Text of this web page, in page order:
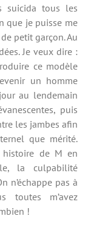
suicida tous les
que je puisse me
petit garçon. Au
Je veux dire :
ce modèle
un homme
au lendemain
puis
les jambes afin
que mérité.
histoire de M en
la culpabilité
n’échappe pas à
toutes m’avez
!